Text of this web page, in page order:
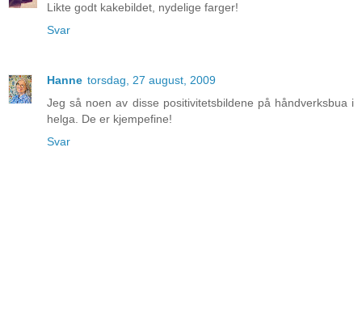
Likte godt kakebildet, nydelige farger!
Svar
Hanne torsdag, 27 august, 2009
Jeg så noen av disse positivitetsbildene på håndverksbua i
helga. De er kjempefine!
Svar